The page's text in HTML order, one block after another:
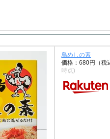
鳥めしの素
価格：680円（税
時点)